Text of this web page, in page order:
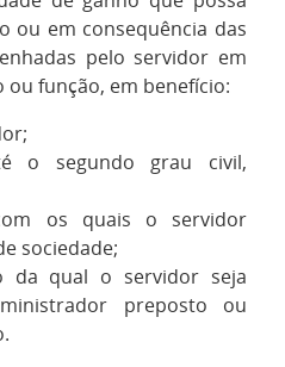
ou em consequência das
pelo servidor em
ou função, em benefício:
o segundo grau civil,
os quais o servidor
sociedade;
da qual o servidor seja
preposto ou